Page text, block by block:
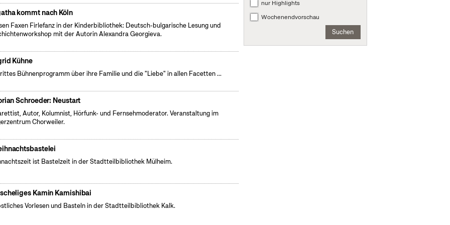
kommt nach Köln
Faxen Firlefanz in der Kinderbibliothek: Deutsch-bulgarische Lesung und
mit der Autorin Alexandra Georgieva.
Kühne
Bühnenprogramm über ihre Familie und die "Liebe" in allen Facetten ...
Schroeder: Neustart
Autor, Kolumnist, Hörfunk- und Fernsehmoderator. Veranstaltung im
Chorweiler.
ist Bastelzeit in der Stadtteilbibliothek Mülheim.
Kamin Kamishibai
Vorlesen und Basteln in der Stadtteilbibliothek Kalk.
nur Highlights
Wochenendvorschau
Suchen